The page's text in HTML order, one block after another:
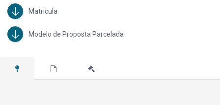
Matricula
Modelo de Proposta Parcelada